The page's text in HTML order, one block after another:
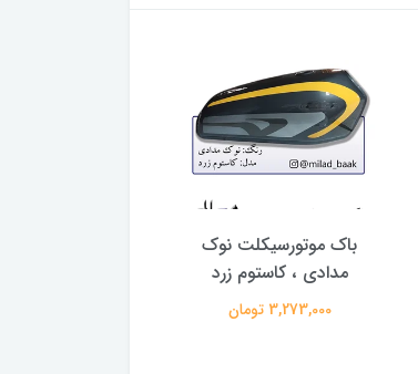
باک موتورسیکلت نوک
مدادی ، کاستوم زرد
3,273,000 تومان